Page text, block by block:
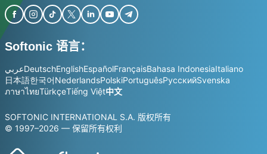
Softonic 语言：
عربيDeutschEnglishEspañolFrançaisBahasa IndonesiaItaliano
日本語한국어NederlandsPolskiPortuguêsРусскийSvenska
ภาษาไทยTürkçeTiếng Việt中文
SOFTONIC INTERNATIONAL S.A. 版权所有
© 1997–2026 — 保留所有权利